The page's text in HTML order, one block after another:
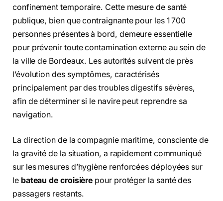
confinement temporaire. Cette mesure de santé
publique, bien que contraignante pour les 1 700
personnes présentes à bord, demeure essentielle
pour prévenir toute contamination externe au sein de
la ville de Bordeaux. Les autorités suivent de près
l’évolution des symptômes, caractérisés
principalement par des troubles digestifs sévères,
afin de déterminer si le navire peut reprendre sa
navigation.
La direction de la compagnie maritime, consciente de
la gravité de la situation, a rapidement communiqué
sur les mesures d’hygiène renforcées déployées sur
le bateau de croisière pour protéger la santé des
passagers restants.